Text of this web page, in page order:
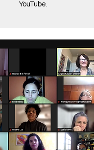
YouTube.